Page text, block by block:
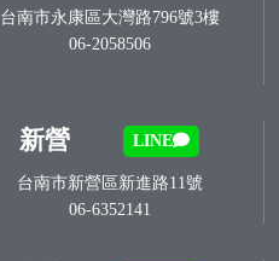
台南市永康區大灣路796號3樓
06-2058506
新營 LINE
台南市新營區新進路11號
06-6352141